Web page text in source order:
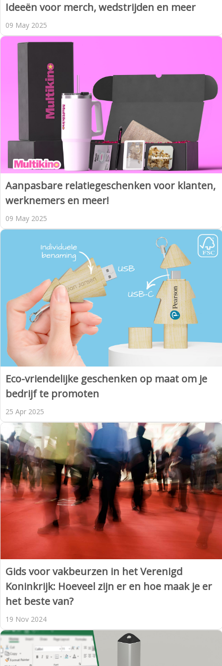
Ideeën voor merch, wedstrijden en meer
09 May 2025
Aanpasbare relatiegeschenken voor klanten,
werknemers en meer!
09 May 2025
Eco-vriendelijke geschenken op maat om je
bedrijf te promoten
25 Apr 2025
Gids voor vakbeurzen in het Verenigd
Koninkrijk: Hoeveel zijn er en hoe maak je er
het beste van?
19 Nov 2024